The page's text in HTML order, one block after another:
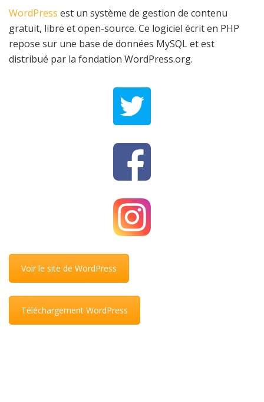
WordPress est un système de gestion de contenu
gratuit, libre et open-source. Ce logiciel écrit en PHP
repose sur une base de données MySQL et est
distribué par la fondation WordPress.org.
Voir le site de WordPress
Téléchargement WordPress